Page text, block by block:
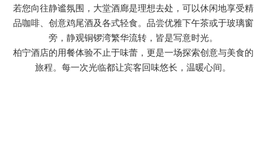
若您向往静谧氛围，大堂酒廊是理想去处，可以休闲地享受精
品咖啡、创意鸡尾酒及各式轻食。品尝优雅下午茶或于玻璃窗
旁，静观铜锣湾繁华流转，皆是写意时光。
柏宁酒店的用餐体验不止于味蕾，更是一场探索创意与美食的
旅程。每一次光临都让宾客回味悠长，温暖心间。